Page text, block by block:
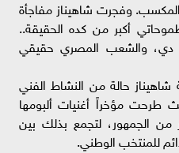
المكسب. وفجرت شاهيناز مفاجأة
أكبر من كده الحقيقة..
دي، والشعب المصري حقيقي
حالة من النشاط الفني
طرحت مؤخراً أغنيات ألبومها
من الجمهور، لتجمع بذلك بين
للمنتخب الوطني.